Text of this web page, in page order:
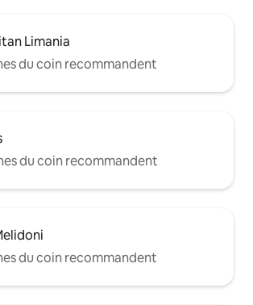
Limania
du coin recommandent
du coin recommandent
du coin recommandent